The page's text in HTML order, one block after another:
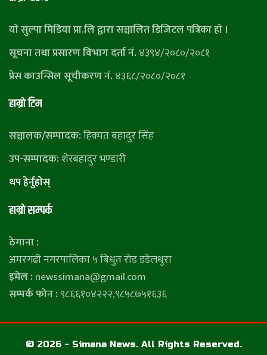
याे सुल्पा मिडिया प्रा.लि द्वारा सञ्चालित डिजिटल पत्रिका हाे ।
सूचना तथा प्रसारण विभाग दर्ता नं. ४३९४/२०८०/२०८१
प्रेस काउन्सिल सूचीकरण नं. ४३६८/२०८०/२०८१
हाम्राे टिम
सञ्चालक/सम्पादक:हिक्मत बहादुर सिंह
उप-सम्पादक:शेरबहादुर भण्डारी
थप हेर्नुहाेस्
हाम्राे सम्पर्क
ठेगाना :
अमरगढी नगरपालिका ५ बिधुत रोड डडेलधुरा
इमेल : newssimana@gmail.com
सम्पर्क फोन :९८६६१०४२२२,९८५८७५१६३६
© 2026 - Simana News. All Rights Reserved.